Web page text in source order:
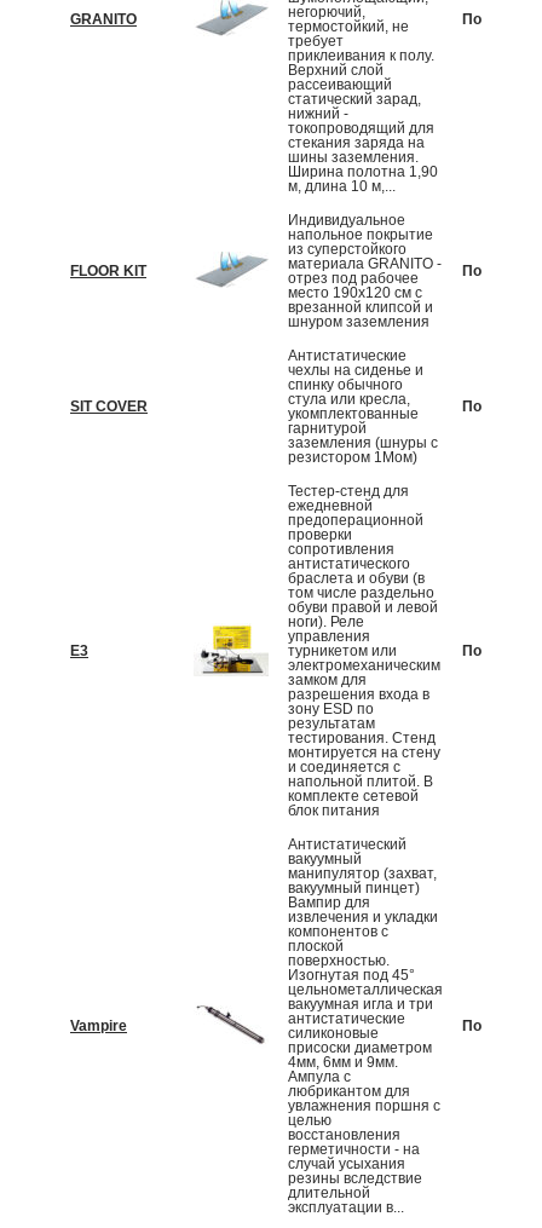
GRANITO
негорючий,
термостойкий, не
требует
приклеивания к полу.
Верхний слой
рассеивающий
статический зарад,
нижний -
токопроводящий для
стекания заряда на
шины заземления.
Ширина полотна 1,90
м, длина 10 м,...
По запросу
FLOOR KIT
Индивидуальное
напольное покрытие
из суперстойкого
материала GRANITO -
отрез под рабочее
место 190x120 cм с
врезанной клипсой и
шнуром заземления
По запросу
SIT COVER
Антистатические
чехлы на сиденье и
спинку обычного
стула или кресла,
укомплектованные
гарнитурой
заземления (шнуры с
резистором 1Мом)
По запросу
E3
Тестер-стенд для
ежедневной
предоперационной
проверки
сопротивления
антистатического
браслета и обуви (в
том числе раздельно
обуви правой и левой
ноги). Реле
управления
турникетом или
электромеханическим
замком для
разрешения входа в
зону ESD по
результатам
тестирования. Стенд
монтируется на стену
и соединяется с
напольной плитой. В
комплекте сетевой
блок питания
По запросу
Vampire
Антистатический
вакуумный
манипулятор (захват,
вакуумный пинцет)
Вампир для
извлечения и укладки
компонентов с
плоской
поверхностью.
Изогнутая под 45°
цельнометаллическая
вакуумная игла и три
антистатические
силиконовые
присоски диаметром
4мм, 6мм и 9мм.
Ампула с
любрикантом для
увлажнения поршня с
целью
восстановления
герметичности - на
случай усыхания
резины вследствие
длительной
эксплуатации в...
По запросу